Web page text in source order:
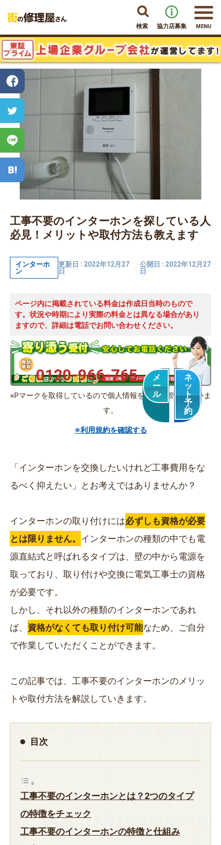
検索 協力店募集 MENU
工事不要のインターホンを探している人
必見！メリットや取付方法も教えます
インターホ
ン
更新日 : 2022年12月27
日
公開日 : 2022年12月27
日
ページ内に掲載されている料金は作成日当時のもので
す。状況や時期により実際の料金とは異なる場合があり
ますので、詳細は電話でお問い合わせください。
0120-966-765
メ
ー
ル
ネ
ッ
ト
予
約
※Pマークを取得しているので個人情報を適切に管理していま
す。
※利用規約を確認する
「インターホンを交換したいけれど工事費用をな
るべく抑えたい」とお考えではありませんか？
インターホンの取り付けには必ずしも資格が必要
とは限りません。 インターホンの種類の中でも電
源直結式と呼ばれるタイプは、壁の中から電源を
取っており、取り付けや交換に電気工事士の資格
が必要です。
しかし、それ以外の種類のインターホンであれ
ば、 資格がなくても取り付け可能なため、ご自分
で作業していただくことができます。
この記事では、工事不要のインターホンのメリッ
トや取付方法を解説していきます。
目次
工事不要のインターホンとは？2つのタイプ
の特徴をチェック
工事不要のインターホンの特徴と仕組み